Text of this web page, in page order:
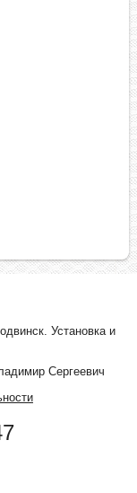
Установка и
Сергеевич